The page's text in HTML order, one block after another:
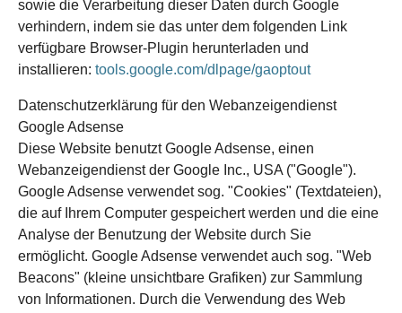
sowie die Verarbeitung dieser Daten durch Google
verhindern, indem sie das unter dem folgenden Link
verfügbare Browser-Plugin herunterladen und
installieren: tools.google.com/dlpage/gaoptout
Datenschutzerklärung für den Webanzeigendienst
Google Adsense
Diese Website benutzt Google Adsense, einen
Webanzeigendienst der Google Inc., USA ("Google").
Google Adsense verwendet sog. "Cookies" (Textdateien),
die auf Ihrem Computer gespeichert werden und die eine
Analyse der Benutzung der Website durch Sie
ermöglicht. Google Adsense verwendet auch sog. "Web
Beacons" (kleine unsichtbare Grafiken) zur Sammlung
von Informationen. Durch die Verwendung des Web